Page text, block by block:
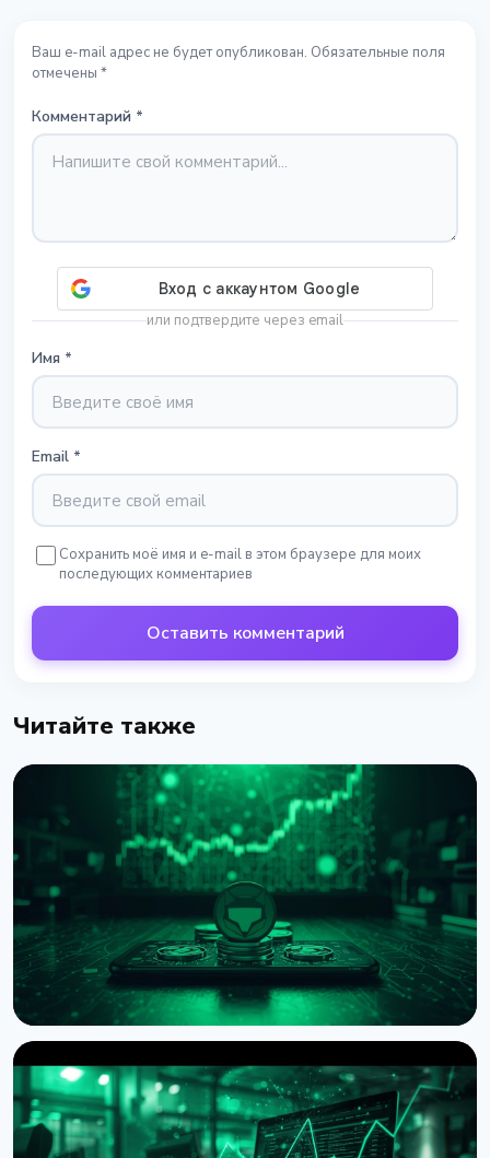
Ваш e-mail адрес не будет опубликован. Обязательные поля
отмечены *
Комментарий *
или подтвердите через email
Имя *
Email *
Сохранить моё имя и e-mail в этом браузере для моих
последующих комментариев
Оставить комментарий
Читайте также
MetaMask запустил AI-кошелек Agent Wallet для
автономной криптоторговли
7 августа 2026 г. 4 мин чтения